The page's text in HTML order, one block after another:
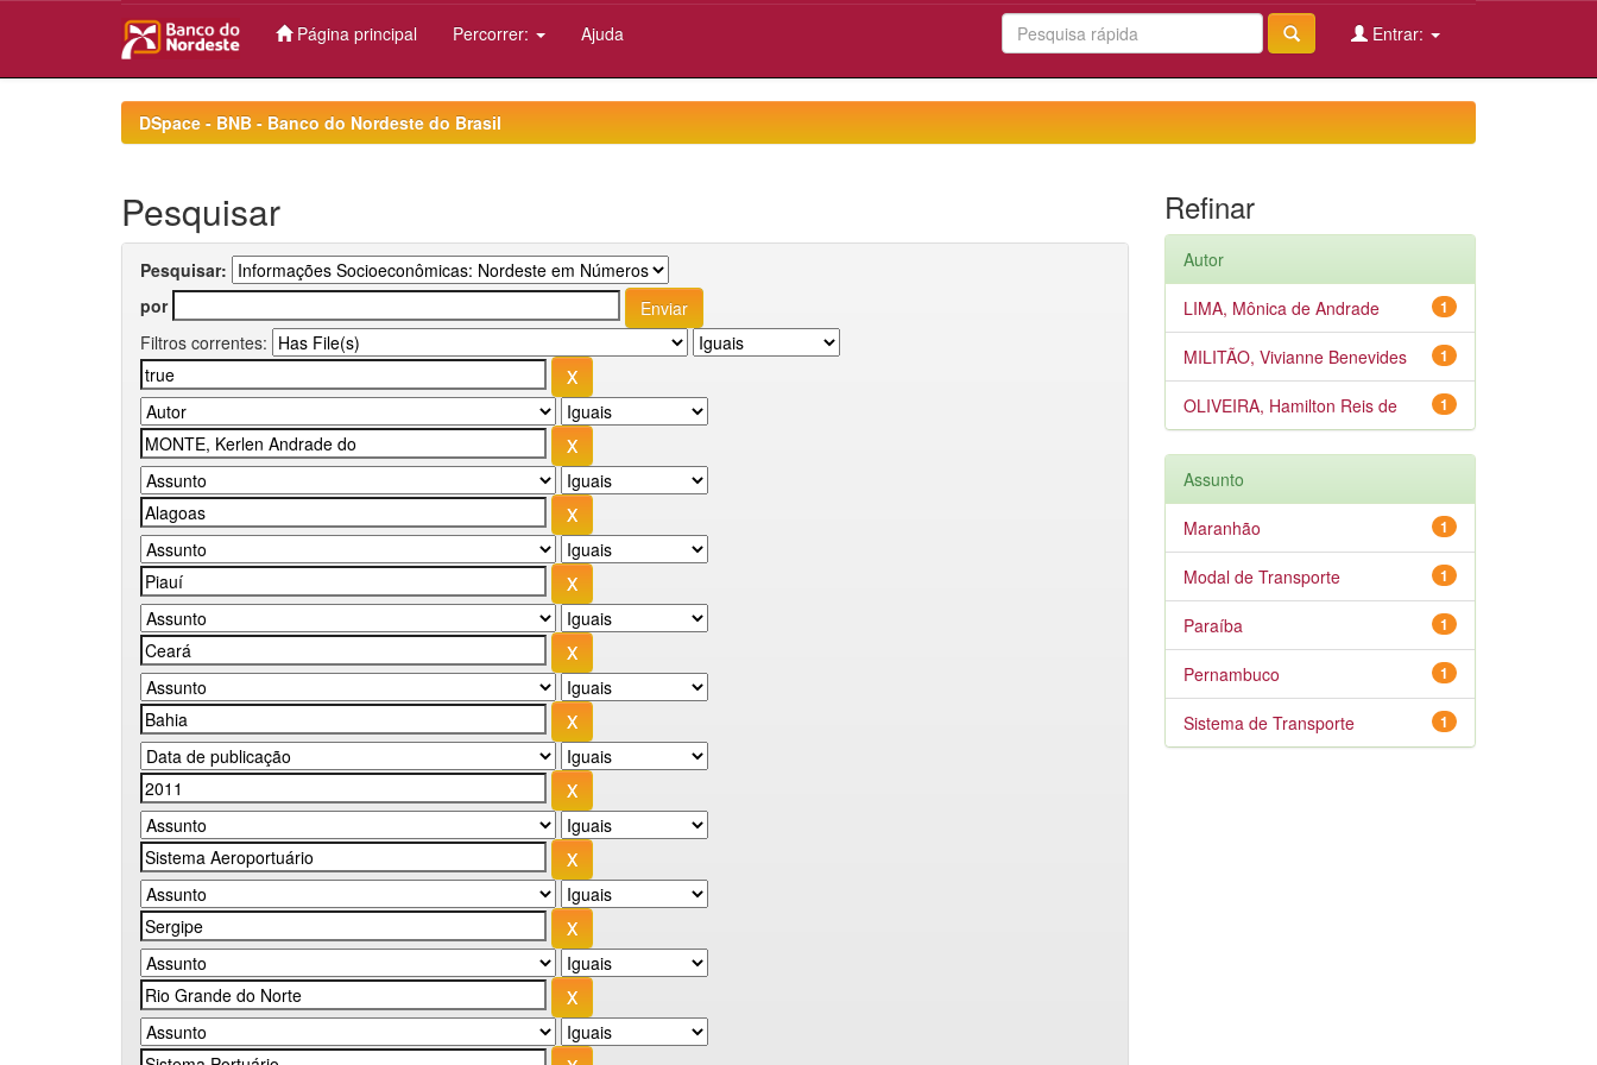
Página principal Percorrer: Ajuda Entrar:
DSpace - BNB - Banco do Nordeste do Brasil
Pesquisar
Pesquisar:
por
Filtros correntes:
Refinar
Autor
1
LIMA, Mônica de Andrade
1
MILITÃO, Vivianne Benevides
1
OLIVEIRA, Hamilton Reis de
Assunto
1
Maranhão
1
Modal de Transporte
1
Paraíba
1
Pernambuco
1
Sistema de Transporte